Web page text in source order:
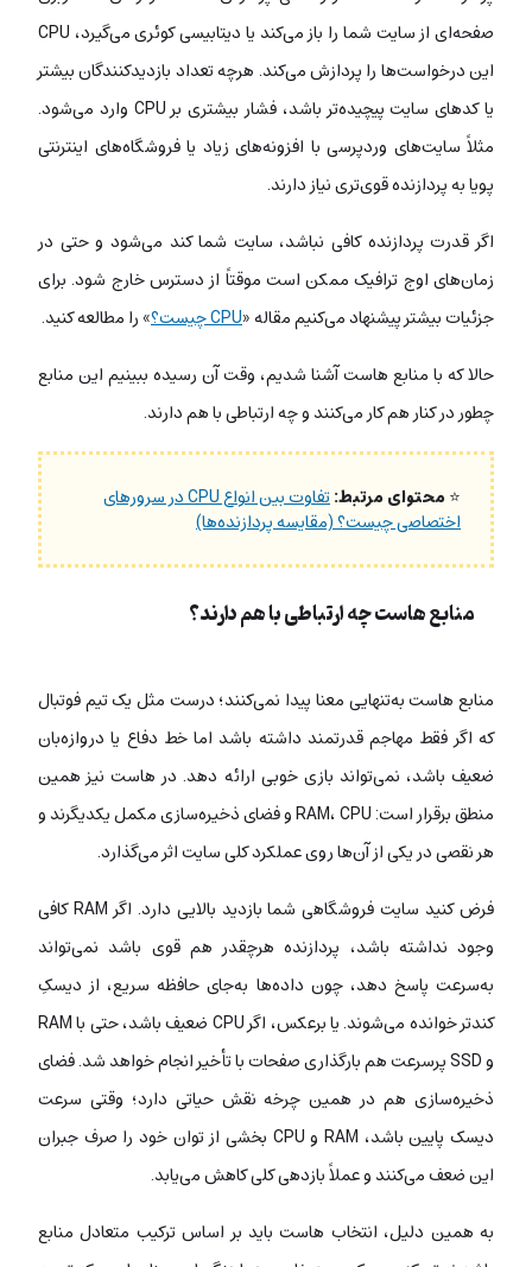
صفحه‌ای از سایت شما را باز می‌کند یا دیتابیسی کوئری می‌گیرد، CPU
این درخواست‌ها را پردازش می‌کند. هرچه تعداد بازدیدکنندگان بیشتر
یا کدهای سایت پیچیده‌تر باشد، فشار بیشتری بر CPU وارد می‌شود.
مثلاً سایت‌های وردپرسی با افزونه‌های زیاد یا فروشگاه‌های اینترنتی
پویا به پردازنده قوی‌تری نیاز دارند.
اگر قدرت پردازنده کافی نباشد، سایت شما کند می‌شود و حتی در
زمان‌های اوج ترافیک ممکن است موقتاً از دسترس خارج شود. برای
جزئیات بیشتر پیشنهاد می‌کنیم مقاله «CPU چیست؟
» را مطالعه کنید.
حالا که با منابع هاست آشنا شدیم، وقت آن رسیده ببینیم این منابع
چطور در کنار هم کار می‌کنند و چه ارتباطی با هم دارند.
⭐محتوای مرتبط: تفاوت بین انواع CPU در سرورهای
اختصاصی چیست؟ (مقایسه پردازنده‌ها)
منابع هاست چه ارتباطی با هم دارند؟
منابع هاست به‌تنهایی معنا پیدا نمی‌کنند؛ درست مثل یک تیم فوتبال
که اگر فقط مهاجم قدرتمند داشته باشد اما خط دفاع یا دروازه‌بان
ضعیف باشد، نمی‌تواند بازی خوبی ارائه دهد. در هاست نیز همین
منطق برقرار است: RAM، CPU و فضای ذخیره‌سازی مکمل یکدیگرند و
هر نقصی در یکی از آن‌ها روی عملکرد کلی سایت اثر می‌گذارد.
فرض کنید سایت فروشگاهی شما بازدید بالایی دارد. اگر RAM کافی
وجود نداشته باشد، پردازنده هرچقدر هم قوی باشد نمی‌تواند
به‌سرعت پاسخ دهد، چون داده‌ها به‌جای حافظه سریع، از دیسکِ
کندتر خوانده می‌شوند. یا برعکس، اگر CPU ضعیف باشد، حتی با RAM
و SSD پرسرعت هم بارگذاری صفحات با تأخیر انجام خواهد شد. فضای
ذخیره‌سازی هم در همین چرخه نقش حیاتی دارد؛ وقتی سرعت
دیسک پایین باشد، RAM و CPU بخشی از توان خود را صرف جبران
این ضعف می‌کنند و عملاً بازدهی کلی کاهش می‌یابد.
به همین دلیل، انتخاب هاست باید بر اساس ترکیب متعادل منابع